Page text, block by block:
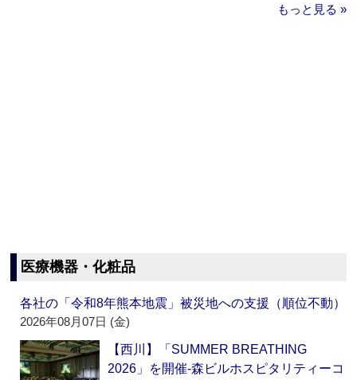
もっと見る »
医療機器・化粧品
各社の「令和8年熊本地震」被災地への支援（順位不動）
2026年08月07日 (金)
【西川】「SUMMER BREATHING
2026」を開催‐森ビルホスピタリティーコ